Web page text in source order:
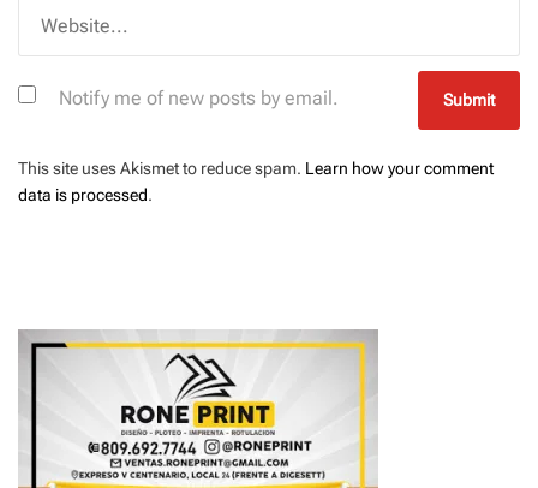
Notify me of new posts by email.
This site uses Akismet to reduce spam. Learn how your comment
data is processed.